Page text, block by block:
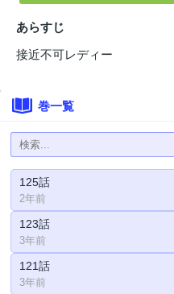
あらすじ
接近不可レディー
巻一覧
125話
2年前
123話
3年前
121話
3年前